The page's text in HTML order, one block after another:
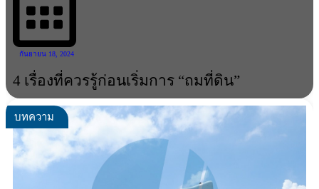
กันยายน 18, 2024
4 เรื่องที่ควรรู้ก่อนเริ่มการ “ถมที่ดิน”
บทความ